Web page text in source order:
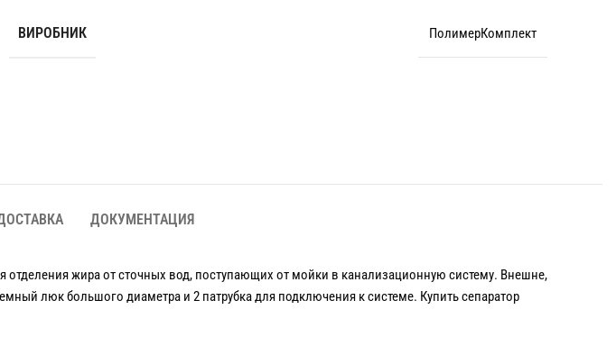
ВИРОБНИК ПолимерКомплект
ДОКУМЕНТАЦИЯ
жира от сточных вод, поступающих от мойки в канализационную систему. Внешне,
люк большого диаметра и 2 патрубка для подключения к системе. Купить сепаратор